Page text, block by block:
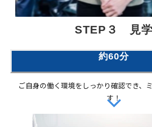
STEP３　見学
約60分
ご自身の働く環境をしっかり確認でき、
す！